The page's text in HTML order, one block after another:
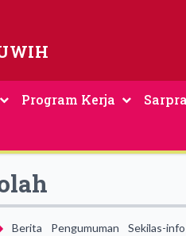
Program Kerja
Berita Pengumuman Sekilas-info